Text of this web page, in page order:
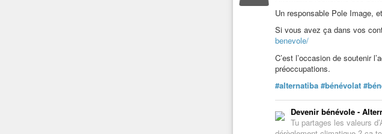
Un responsable Pole Image,
Si vous avez ça dans vos
benevole/
C’est l’occasion de soutenir
préoccupations.
#alternatiba #bénévolat
Devenir bénévole -
Tu partages les valeurs